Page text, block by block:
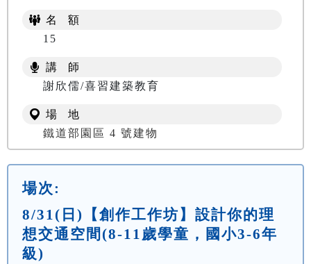
名 額
15
講 師
謝欣儒/喜習建築教育
場 地
鐵道部園區 4 號建物
場次:
8/31(日)【創作工作坊】設計你的理
想交通空間(8-11歲學童，國小3-6年
級)